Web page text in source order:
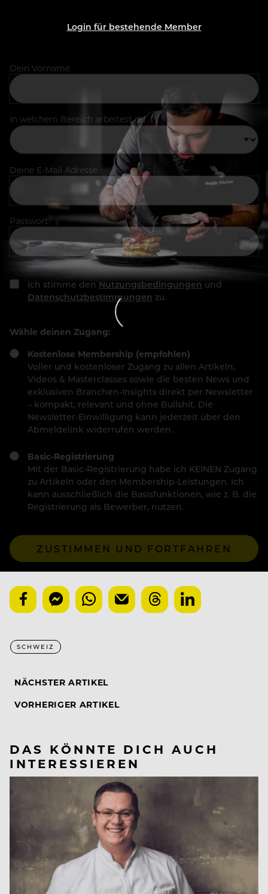
Login für bestehende Member
Dein Vorname
In welchem Bereich arbeitest du
Deine E-Mail Adresse
Passwort
Ich stimme den Nutzungsbedingungen und
Datenschutzbestimmungen zu.
Wähle deinen Zugang:
Kostenlose Membership (empfohlen)
Voller und kostenloser Zugang zu allen Artikeln,
Videos & Masterclasses sowie die besten News und
exklusiven Branchen-Insights direkt per Newsletter
– kompakt, relevant und ohne Bullshit. Die
Newsletter-Einwilligung kann jederzeit über den
Abmeldelink widerrufen werden.
Basic-Registrierung
Mit der Basic-Registrierung habe ich KEINEN Zugang
zu Artikeln oder den Membership-Leistungen. Ich
kann ausschließlich die Basisfunktionen, wie z. B. die
Registrierung als Bewerber, nutzen.
ZUSTIMMEN UND FORTFAHREN
SCHWEIZ
NÄCHSTER ARTIKEL
VORHERIGER ARTIKEL
DAS KÖNNTE DICH AUCH
INTERESSIEREN